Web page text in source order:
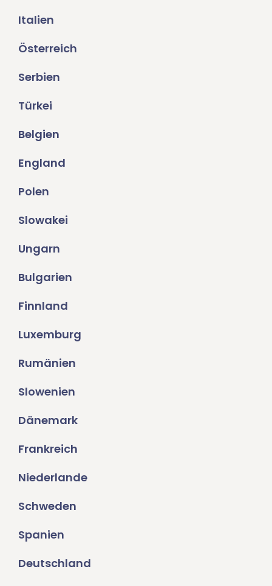
Italien
Österreich
Serbien
Türkei
Belgien
England
Polen
Slowakei
Ungarn
Bulgarien
Finnland
Luxemburg
Rumänien
Slowenien
Dänemark
Frankreich
Niederlande
Schweden
Spanien
Deutschland